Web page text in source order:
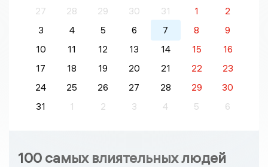
27
28 29 30 31 1
2
3
4 5 6 7 8
9
10
11 12 13 14 15
16
17
18 19 20 21 22
23
24
25 26 27 28 29
30
31
1 2 3 4 5 6
100 самых влиятельных людей